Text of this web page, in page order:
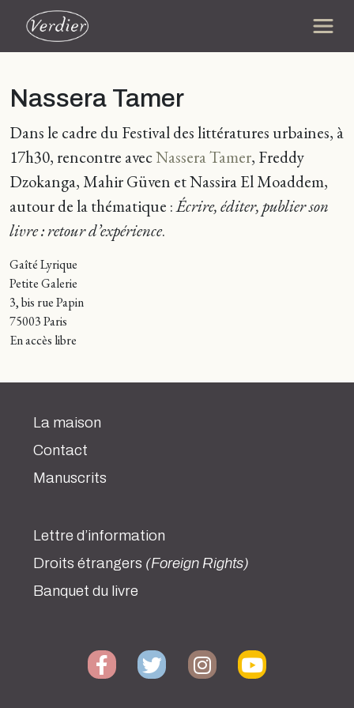
Nassera Tamer
Dans le cadre du Festival des littératures urbaines, à
17h30, rencontre avecNassera Tamer, Freddy
Dzokanga, Mahir Güven et Nassira El Moaddem,
autour de la thématique :Écrire, éditer, publier son
livre : retour d’expérience.
Gaîté Lyrique
Petite Galerie
3, bis rue Papin
75003 Paris
En accès libre
La maison
Contact
Manuscrits
Lettre d’information
Droits étrangers (Foreign Rights)
Banquet du livre